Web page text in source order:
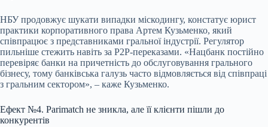
НБУ продовжує шукати випадки міскодингу, констатує юрист
практики корпоративного права Артем Кузьменко, який
співпрацює з представниками гральної індустрії. Регулятор
пильніше стежить навіть за Р2Р-переказами. «Нацбанк постійно
перевіряє банки на причетність до обслуговування грального
бізнесу, тому банківська галузь часто відмовляється від співпраці
з гральним сектором», – каже Кузьменко.
Ефект №4. Parimatch не зникла, але її клієнти пішли до
конкурентів